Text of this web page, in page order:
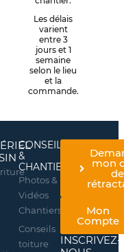
Les délais
varient
entre 3
jours et 1
semaine
selon le lieu
et la
commande.
CONSEILS
&
CHANTIERS
Photos &
Vidéos
Chantiers
Conseils
toiture
mon
de
Mon
Compte
INSCRIVEZ-